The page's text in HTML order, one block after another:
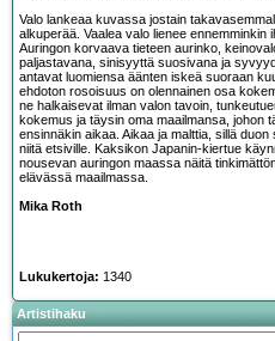
Valo lankeaa kuvassa jostain
alkuperää. Vaalea valo lienee ennemminkin
Auringon korvaava tieteen aurinko,
paljastavana, sinisyyttä suosivana ja
antavat luomiensa äänten iskeä suoraan
ehdoton rosoisuus on olennainen osa
ne halkaisevat ilman valon tavoin,
kokemus ja täysin oma maailmansa, johon
ensinnäkin aikaa. Aikaa ja malttia, sillä
niitä etsiville. Kaksikon Japanin-kiertue
nousevan auringon maassa näitä
elävässä maailmassa.
Mika Roth
Lukukertoja: 1340
Artistihaku